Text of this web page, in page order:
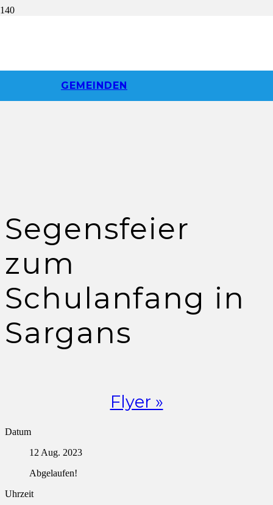
GEMEINDEN
Segensfeier
zum
Schulanfang in
Sargans
Flyer »
Datum
12 Aug. 2023
Abgelaufen!
Uhrzeit